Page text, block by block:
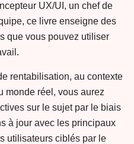
UX/UI, un chef de
ce livre enseigne des
que vous pouvez utiliser
rentabilisation, au contexte
monde réel, vous aurez
sur le sujet par le biais
à jour avec les principaux
utilisateurs ciblés par le